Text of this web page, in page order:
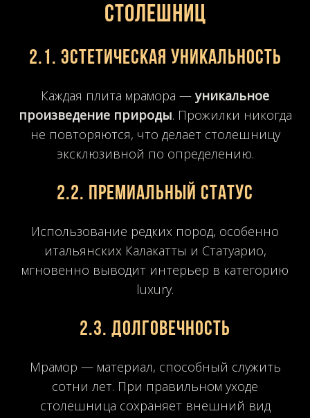
столешниц
2.1. Эстетическая уникальность
Каждая плита мрамора —уникальное
произведение природы. Прожилки никогда
не повторяются, что делает столешницу
эксклюзивной по определению.
2.2. Премиальный статус
Использование редких пород, особенно
итальянских Калакатты и Статуарио,
мгновенно выводит интерьер в категорию
luxury.
2.3. Долговечность
Мрамор — материал, способный служить
сотни лет. При правильном уходе
столешница сохраняет внешний вид